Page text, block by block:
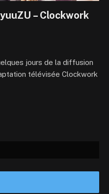
– Clockwork
jours de la diffusion
télévisée Clockwork